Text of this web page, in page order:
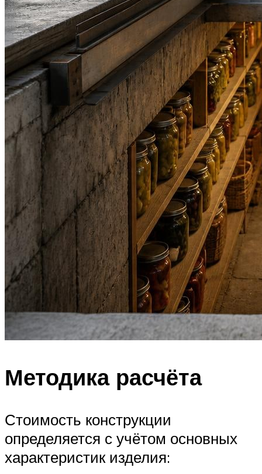
Методика расчёта
Стоимость конструкции
определяется с учётом основных
характеристик изделия: